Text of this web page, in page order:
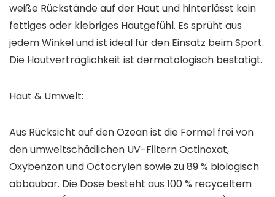
weiße Rückstände auf der Haut und hinterlässt kein
fettiges oder klebriges Hautgefühl. Es sprüht aus
jedem Winkel und ist ideal für den Einsatz beim Sport.
Die Hautverträglichkeit ist dermatologisch bestätigt.
Haut & Umwelt:
Aus Rücksicht auf den Ozean ist die Formel frei von
den umweltschädlichen UV-Filtern Octinoxat,
Oxybenzon und Octocrylen sowie zu 89 % biologisch
abbaubar. Die Dose besteht aus 100 % recyceltem